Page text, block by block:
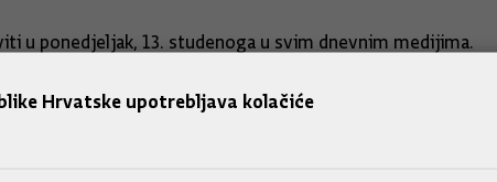
u ponedjeljak, 13. studenoga u svim dnevnim medijima.
će predati ponudu za kupnju dionica Ine do najviše
Hrvatske upotrebljava kolačiće